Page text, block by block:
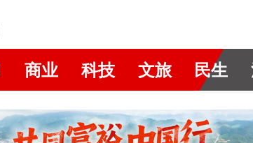
商业 科技 文旅 民生